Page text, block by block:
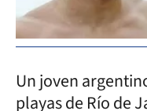
Un joven
playas de Río de